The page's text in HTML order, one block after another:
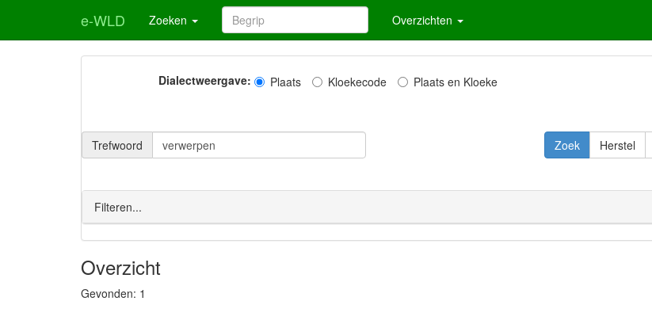
e-WLD Zoeken Overzichten
Dialectweergave: Plaats Kloekecode Plaats en Kloeke
Trefwoord
Filteren...
Overzicht
Gevonden: 1